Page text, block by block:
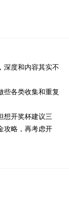
深度和内容其实不
些各类收集和重复
想开奖杯建议三
攻略，再考虑开